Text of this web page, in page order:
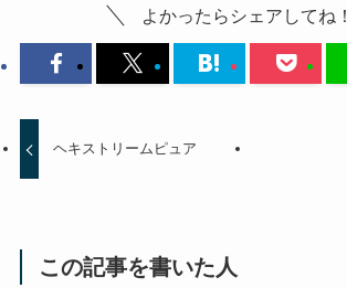
よかったらシェアしてね！
ヘキストリームピュア
この記事を書いた人